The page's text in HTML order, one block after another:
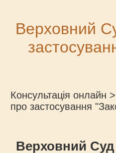
Верховний
Консультація онлайн >
про застосування
Верховний Суд